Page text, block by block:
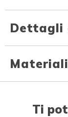
Dettagli
Materiali
Ti